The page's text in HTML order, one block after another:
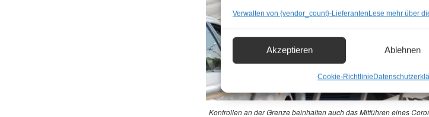
Verwalten von {vendor_count}-LieferantenLese mehr über
Akzeptieren Ablehnen
Cookie-Richtlinie
Kontrollen an der Grenze beinhalten auch das Mitführen eines